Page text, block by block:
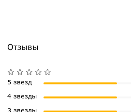
Отзывы
5 звезд
4 звезды
3 звезды